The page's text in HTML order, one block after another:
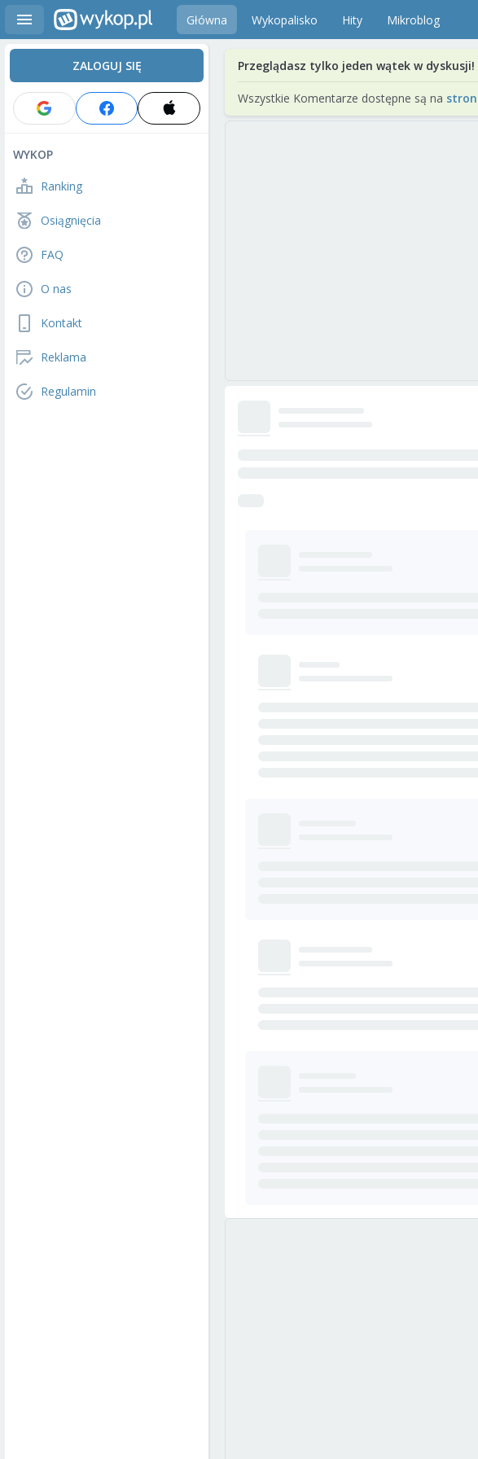
Główna Wykopalisko Hity Mikroblog
ZALOGUJ SIĘ
WYKOP
Ranking
Osiągnięcia
FAQ
O nas
Kontakt
Reklama
Regulamin
Przeglądasz tylko jeden wątek w dyskusji!
Wszystkie Komentarze dostępne są na